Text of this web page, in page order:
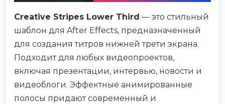
Creative Stripes Lower Third — это стильный
шаблон для After Effects, предназначенный
для создания титров нижней трети экрана.
Подходит для любых видеопроектов,
включая презентации, интервью, новости и
видеоблоги. Эффектные анимированные
полосы придают современный и